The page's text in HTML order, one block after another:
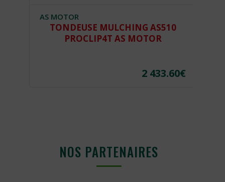
AS MOTOR
TONDEUSE MULCHING AS510
PROCLIP4T AS MOTOR
2 433.60€
NOS PARTENAIRES